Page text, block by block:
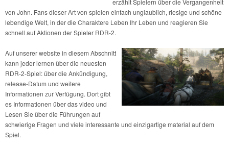
erzählt Spielern über die Vergangenheit
von John. Fans dieser Art von spielen einfach unglaublich, riesige und schöne
lebendige Welt, in der die Charaktere Leben Ihr Leben und reagieren Sie
schnell auf Aktionen der Spieler RDR-2.
Auf unserer website in diesem Abschnitt
kann jeder lernen über die neuesten
RDR-2-Spiel: über die Ankündigung,
release-Datum und weitere
Informationen zur Verfügung. Dort gibt
es Informationen über das video und
Lesen Sie über die Führungen auf
schwierige Fragen und viele interessante und einzigartige material auf dem
Spiel.